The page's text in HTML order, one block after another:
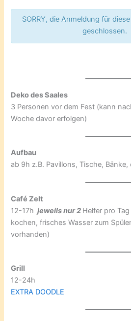
SORRY, die Anmeldung für
geschlossen.
Deko des Saales
3 Personen vor dem Fest (kann
Woche davor erfolgen)
Aufbau
ab 9h z.B. Pavillons, Tische, Bänke,
Café Zelt
12-17h jeweils nur 2 Helfer pro
kochen, frisches Wasser zum
vorhanden)
Grill
12-24h
EXTRA DOODLE